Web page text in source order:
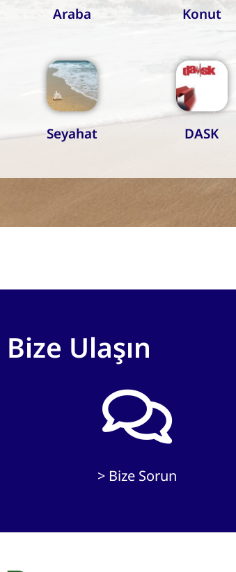
Araba Konut
Seyahat DASK
Bize Ulaşın
> Bize Sorun